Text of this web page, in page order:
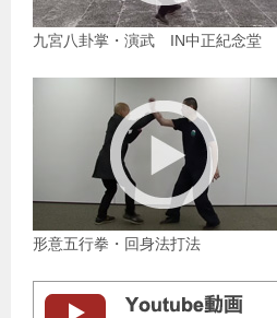
九宮八卦掌・演武 IN中正紀念堂
形意五行拳・回身法打法